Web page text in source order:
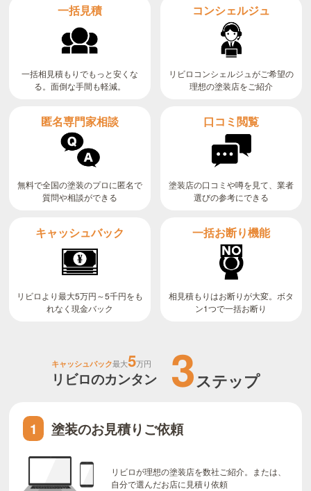
一括見積
一括相見積もりでもっと安くな
る。面倒な手間も軽減。
コンシェルジュ
リビロコンシェルジュがご希望の
理想の塗装店をご紹介
匿名専門家相談
無料で全国の塗装のプロに匿名で
質問や相談ができる
口コミ閲覧
塗装店の口コミや噂を見て、業者
選びの参考にできる
キャッシュバック
リビロより最大5万円～5千円をも
れなく現金バック
一括お断り機能
相見積もりはお断りが大変。ボタ
ン1つで一括お断り
キャッシュバック最大5万円
リビロのカンタン 3ステップ
1 塗装のお見積りご依頼
リビロが理想の塗装店を数社ご紹介。または、
自分で選んだお店に見積り依頼